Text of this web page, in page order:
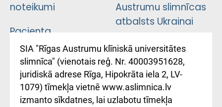
noteikumi
Pacienta
atsauksmju/sūdzību
iesniegšanas
kārtība
Kā pie mums nokļūt
Austrumu slimnīcas
atbalsts Ukrainai
Підтримка Східної
лікарні та співпраця з
Україною
SIA "Rīgas Austrumu klīniskā universitātes
slimnīca" (vienotais reģ. Nr. 40003951628,
juridiskā adrese Rīga, Hipokrāta iela 2, LV-
1079) tīmekļa vietnē www.aslimnica.lv
izmanto sīkdatnes, lai uzlabotu tīmekļa